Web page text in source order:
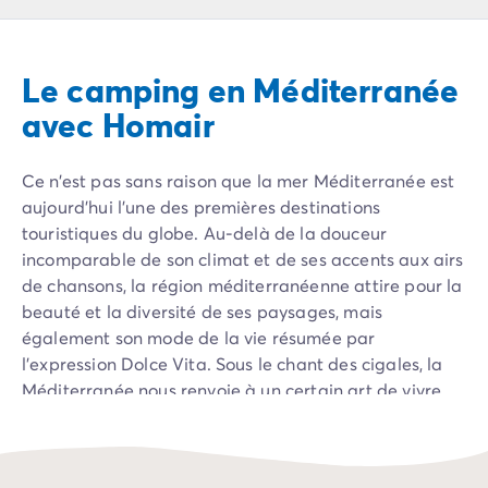
Camping Hendaye
Camping Bretagne
Camping Côtes d'Armor
Camping Ille-et-Vilaine
Camping Saint-Malo
Camping Morbihan
Camping Vannes
Camping Centre-Val de Loire
Camping Indre-et-Loire
Camping Chenonceau
Camping Champagne-Ardenne
Camping Ardennes
Camping Corse-du-Sud
Le camping en Méditerranée
avec Homair
Ce n’est pas sans raison que la mer Méditerranée est
aujourd’hui l'une des premières destinations
touristiques du globe. Au-delà de la douceur
incomparable de son climat et de ses accents aux airs
de chansons, la région méditerranéenne attire pour la
beauté et la diversité de ses paysages, mais
également son mode de la vie résumée par
l'expression Dolce Vita. Sous le chant des cigales, la
Méditerranée nous renvoie à un certain art de vivre,
de rosé ou à prolonger d’interminables parties de
pétanques. Des Pyrénées aux Alpes,le littoral